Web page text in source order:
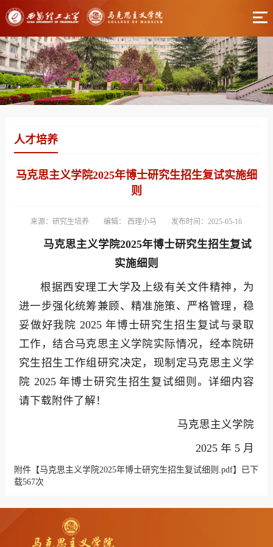
人才培养
马克思主义学院2025年博士研究生招生复试实施细
则
来源：研究生培养 编辑： 西理小马 发布时间：2025-05-16
马克思主义学院2025年博士研究生招生复试
实施细则
根据西安理工大学及上级有关文件精神，为
进一步强化统筹兼顾、精准施策、严格管理，稳
妥做好我院 2025 年博士研究生招生复试与录取
工作，结合马克思主义学院实际情况，经本院研
究生招生工作组研究决定，现制定马克思主义学
院 2025 年博士研究生招生复试细则。详细内容
请下载附件了解！
马克思主义学院
2025 年 5 月
附件【马克思主义学院2025年博士研究生招生复试细则.pdf】已下
载567次